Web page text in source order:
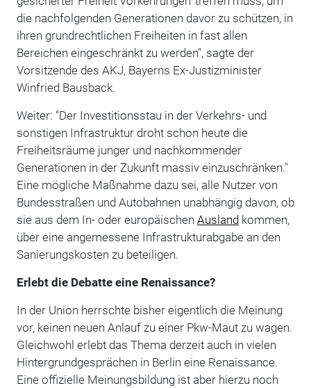
die nachfolgenden Generationen davor zu schützen, in
ihren grundrechtlichen Freiheiten in fast allen
Bereichen eingeschränkt zu werden", sagte der
Vorsitzende des AKJ, Bayerns Ex-Justizminister
Winfried Bausback.
Weiter: "Der Investitionsstau in der Verkehrs- und
sonstigen Infrastruktur droht schon heute die
Freiheitsräume junger und nachkommender
Generationen in der Zukunft massiv einzuschränken."
Eine mögliche Maßnahme dazu sei, alle Nutzer von
Bundesstraßen und Autobahnen unabhängig davon, ob
sie aus dem In- oder europäischen Auslandkommen,
über eine angemessene Infrastrukturabgabe an den
Sanierungskosten zu beteiligen.
Erlebt die Debatte eine Renaissance?
In der Union herrschte bisher eigentlich die Meinung
vor, keinen neuen Anlauf zu einer Pkw-Maut zu wagen.
Gleichwohl erlebt das Thema derzeit auch in vielen
Hintergrundgesprächen in Berlin eine Renaissance.
Eine offizielle Meinungsbildung ist aber hierzu noch